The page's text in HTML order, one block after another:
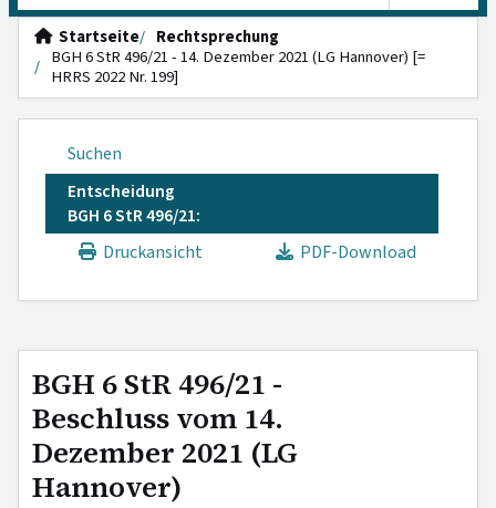
Startseite
Rechtsprechung
BGH 6 StR 496/21 - 14. Dezember 2021 (LG Hannover) [=
HRRS 2022 Nr. 199]
Suchen
Entscheidung
BGH 6 StR 496/21:
Druckansicht
PDF-Download
BGH 6 StR 496/21 -
Beschluss vom 14.
Dezember 2021 (LG
Hannover)